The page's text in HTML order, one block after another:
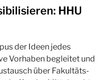
HHU
der Ideen jedes
Vorhaben begleitet und
über Fakultäts-